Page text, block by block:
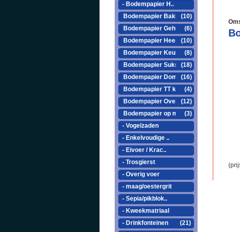
- Bodempapier H..
Bodempapier Bakke..(10)
Bodempapier Gehu ..
(6)
Bodempapier Heesa..(10)
Bodempapier Keule..
(8)
Bodempapier Sukse..(18)
Bodempapier Domus..(16)
Bodempapier TT kooi (4)
Bodempapier Overige(12)
Bodempapier op maat(3)
- Vogelzaden
- Enkelvoudige ..
- Eivoer / Krac..
- Trosgierst
- Overig voer
- maag/oestergrit
- Sepia/pikblok..
- Kweekmatriaal
- Drinkfonteinen
(21)